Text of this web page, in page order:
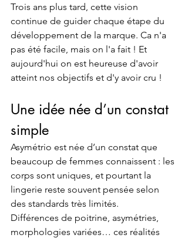
Trois ans plus tard, cette vision
continue de guider chaque étape du
développement de la marque. Ca n'a
pas été facile, mais on l'a fait ! Et
aujourd'hui on est heureuse d'avoir
atteint nos objectifs et d'y avoir cru !
Une idée née d’un constat
simple
Asymétrio est née d’un constat que
beaucoup de femmes connaissent : les
corps sont uniques, et pourtant la
lingerie reste souvent pensée selon
des standards très limités.
Différences de poitrine, asymétries,
morphologies variées… ces réalités